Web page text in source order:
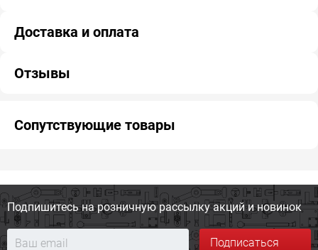
Доставка и оплата
Отзывы
Сопутствующие товары
Подпишитесь на розничную рассылку акций и новинок
Подписаться